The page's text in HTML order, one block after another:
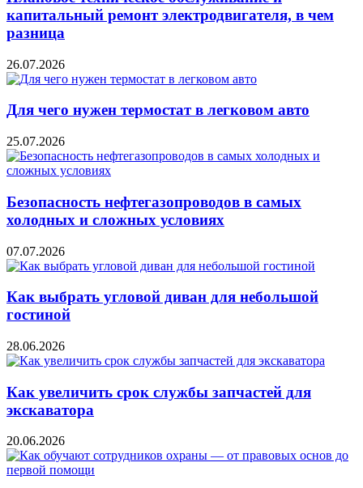
капитальный ремонт электродвигателя, в чем
разница
26.07.2026
Для чего нужен термостат в легковом авто
25.07.2026
Безопасность нефтегазопроводов в самых
холодных и сложных условиях
07.07.2026
Как выбрать угловой диван для небольшой
гостиной
28.06.2026
Как увеличить срок службы запчастей для
экскаватора
20.06.2026